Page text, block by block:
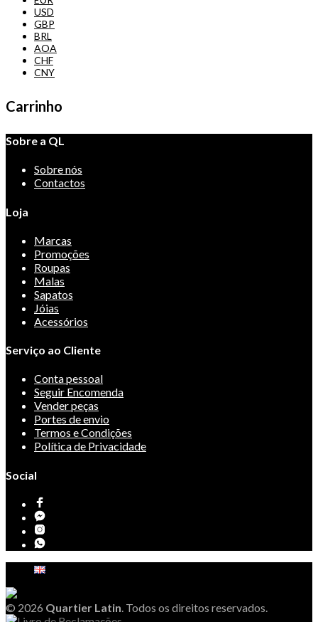
USD
GBP
BRL
AOA
CHF
CNY
Carrinho
Sobre a QL
Sobre nós
Contactos
Loja
Marcas
Promoções
Roupas
Malas
Sapatos
Jóias
Acessórios
Serviço ao Cliente
Conta pessoal
Seguir Encomenda
Vender peças
Portes de envio
Termos e Condições
Política de Privacidade
Social
© 2026 Quartier Latin. Todos os direitos reservados.